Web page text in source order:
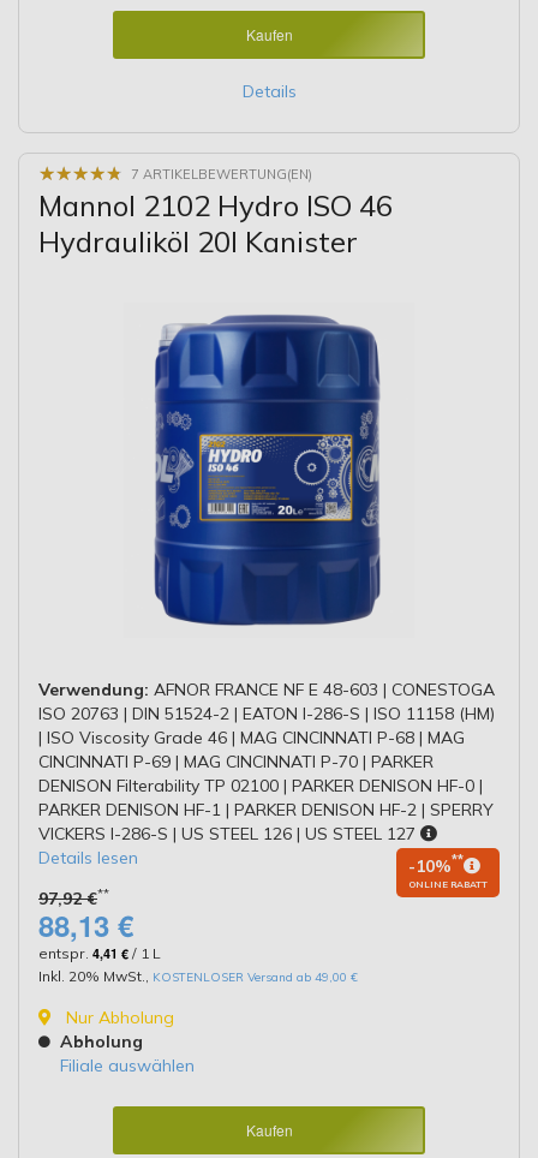
Kaufen
Details
★★★★★
★★★★★ 7 ARTIKELBEWERTUNG(EN)
Mannol 2102 Hydro ISO 46
Hydrauliköl 20l Kanister
Verwendung: AFNOR FRANCE NF E 48-603 | CONESTOGA
ISO 20763 | DIN 51524-2 | EATON I-286-S | ISO 11158 (HM)
| ISO Viscosity Grade 46 | MAG CINCINNATI P-68 | MAG
CINCINNATI P-69 | MAG CINCINNATI P-70 | PARKER
DENISON Filterability TP 02100 | PARKER DENISON HF-0 |
PARKER DENISON HF-1 | PARKER DENISON HF-2 | SPERRY
VICKERS I-286-S | US STEEL 126 | US STEEL 127
Details lesen
97,92 €**
-10%**
ONLINE RABATT
88,13 €
entspr. 4,41 € / 1 L
Inkl. 20% MwSt.
KOSTENLOSER Versand ab 49,00 €
Nur Abholung
Abholung
Filiale auswählen
Kaufen